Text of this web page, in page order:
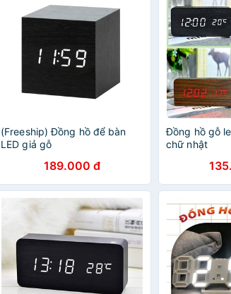
(Freeship) Đồng hồ để bàn
LED giả gỗ
189.000 đ
Đồng hồ gỗ
chữ nhật